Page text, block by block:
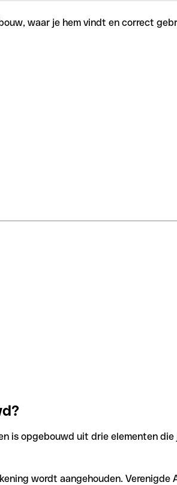
waar je hem vindt en correct
is opgebouwd uit drie elementen
wordt aangehouden. Verenigde